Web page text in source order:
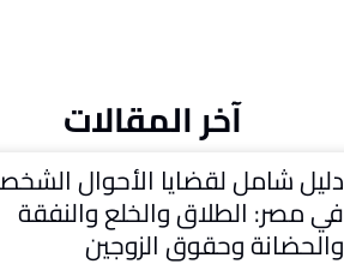
آخر المقالات
دليل شامل لقضايا الأحوال
في مصر: الطلاق والخلع والنفقة
والحضانة وحقوق الزوجين